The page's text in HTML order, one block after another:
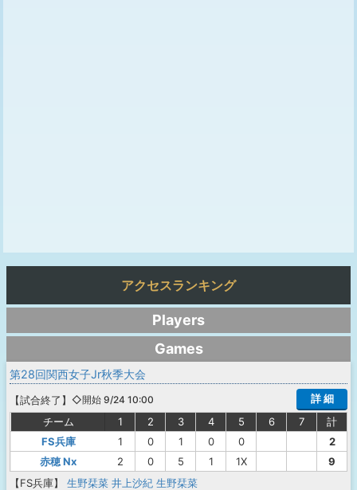
アクセスランキング
Players
Games
第28回関西女子Jr秋季大会
【試合終了 】 ◇開始 9/24 10:00
詳 細
チーム
1 2 3 4 5 6 7
計
FS兵庫
1 0 1 0 0
2
赤穂 Nx
2 0 5 1 1X
9
【FS兵庫】
生野栞菜 井上沙紀 生野栞菜